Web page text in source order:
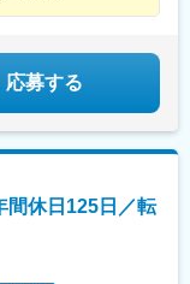
応募する
間休日125日／転